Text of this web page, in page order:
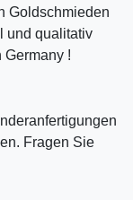
Goldschmieden
und qualitativ
Germany !
Fragen Sie